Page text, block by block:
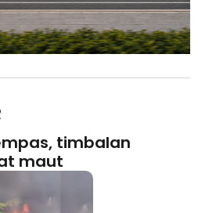
timbalan
maut